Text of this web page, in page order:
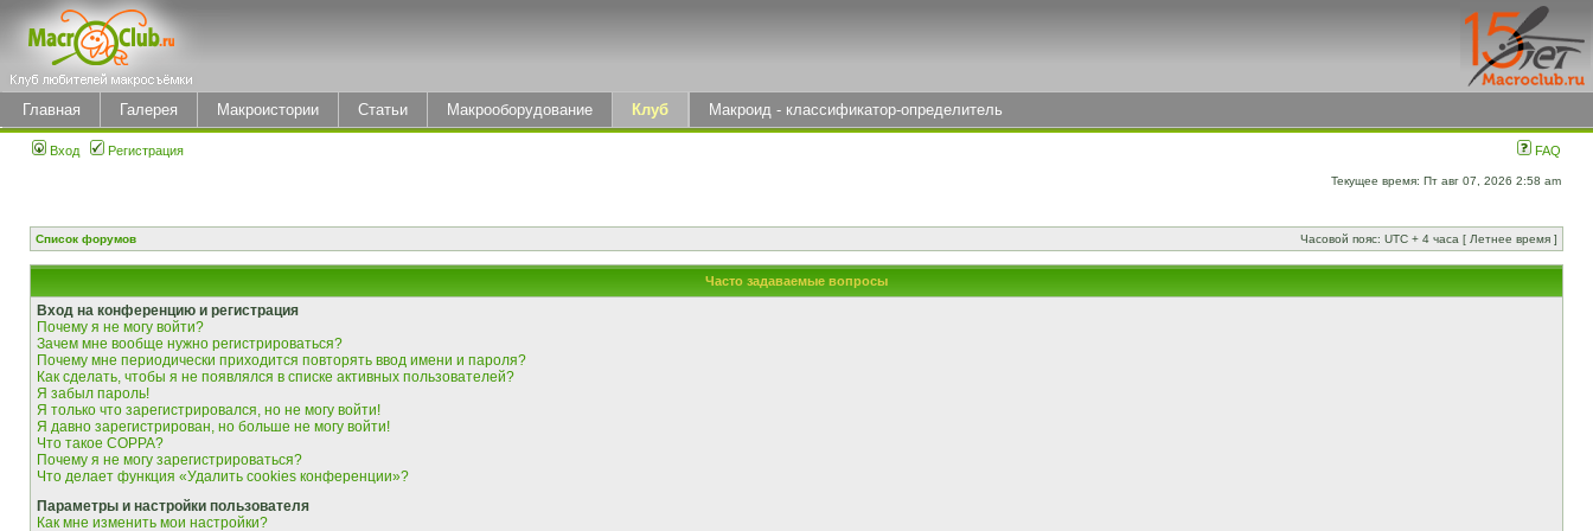
Главная Галерея Макроистории Статьи Макрооборудование Клуб Макроид - классификатор-определитель
Вход Регистрация FAQ
Текущее время: Пт авг 07, 2026 2:58 am
Список форумов Часовой пояс: UTC + 4 часа [ Летнее время ]
Часто задаваемые вопросы
Вход на конференцию и регистрация
Почему я не могу войти?
Зачем мне вообще нужно регистрироваться?
Почему мне периодически приходится повторять ввод имени и пароля?
Как сделать, чтобы я не появлялся в списке активных пользователей?
Я забыл пароль!
Я только что зарегистрировался, но не могу войти!
Я давно зарегистрирован, но больше не могу войти!
Что такое COPPA?
Почему я не могу зарегистрироваться?
Что делает функция «Удалить cookies конференции»?
Параметры и настройки пользователя
Как мне изменить мои настройки?